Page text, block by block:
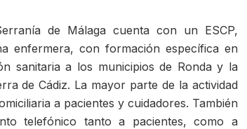
de Málaga cuenta con un ESCP,
enfermera, con formación específica en
sanitaria a los municipios de Ronda y la
de Cádiz. La mayor parte de la actividad
a pacientes y cuidadores. También
telefónico tanto a pacientes, como a